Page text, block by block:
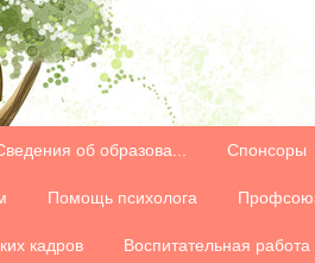
об образова... Спонсоры
Помощь психолога
кадров Воспитательная работа